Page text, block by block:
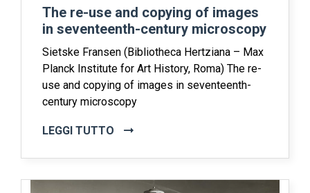
The re-use and copying of images
in seventeenth-century microscopy
Sietske Fransen (Bibliotheca Hertziana – Max
Planck Institute for Art History, Roma) The re-
use and copying of images in seventeenth-
century microscopy
LEGGI TUTTO